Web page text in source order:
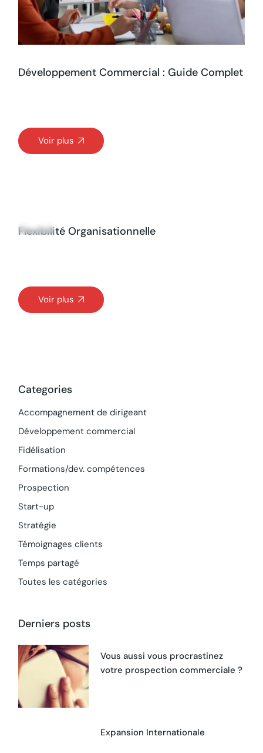
Développement Commercial : Guide Complet
Voir plus
Flexibilité Organisationnelle
Voir plus
Categories
Accompagnement de dirigeant
Développement commercial
Fidélisation
Formations/dev. compétences
Prospection
Start-up
Stratégie
Témoignages clients
Temps partagé
Toutes les catégories
Derniers posts
Vous aussi vous procrastinez
votre prospection commerciale ?
Expansion Internationale